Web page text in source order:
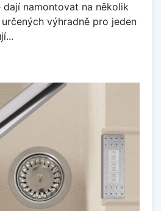
dají namontovat na několik
výhradně pro jeden